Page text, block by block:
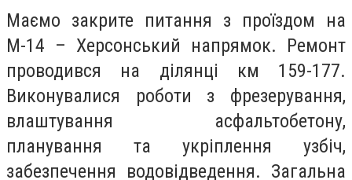
Маємо закрите питання з проїздом на
М-14 – Херсонський напрямок. Ремонт
проводився на ділянці км 159-177.
Виконувалися роботи з фрезерування,
влаштування асфальтобетону,
планування та укріплення узбіч,
забезпечення водовідведення. Загальна